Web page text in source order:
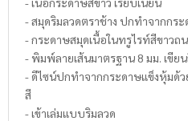
- สมุดริมลวดตราช้าง ปกทำจากกร
- กระดาษสมุดเนื้อในทรูไรท์สีขาวถ
- พิมพ์ลายเส้นมาตรฐาน 8 มม. เขีย
- ดีไซน์ปกทำจากกระดาษแข็งหุ้มด้
สี
- เข้าเล่มแบบริมลวด